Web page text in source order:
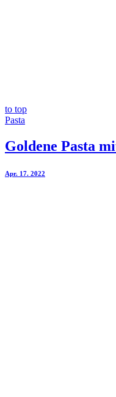
to top
Pasta
Goldene Pasta
Apr. 17. 2022